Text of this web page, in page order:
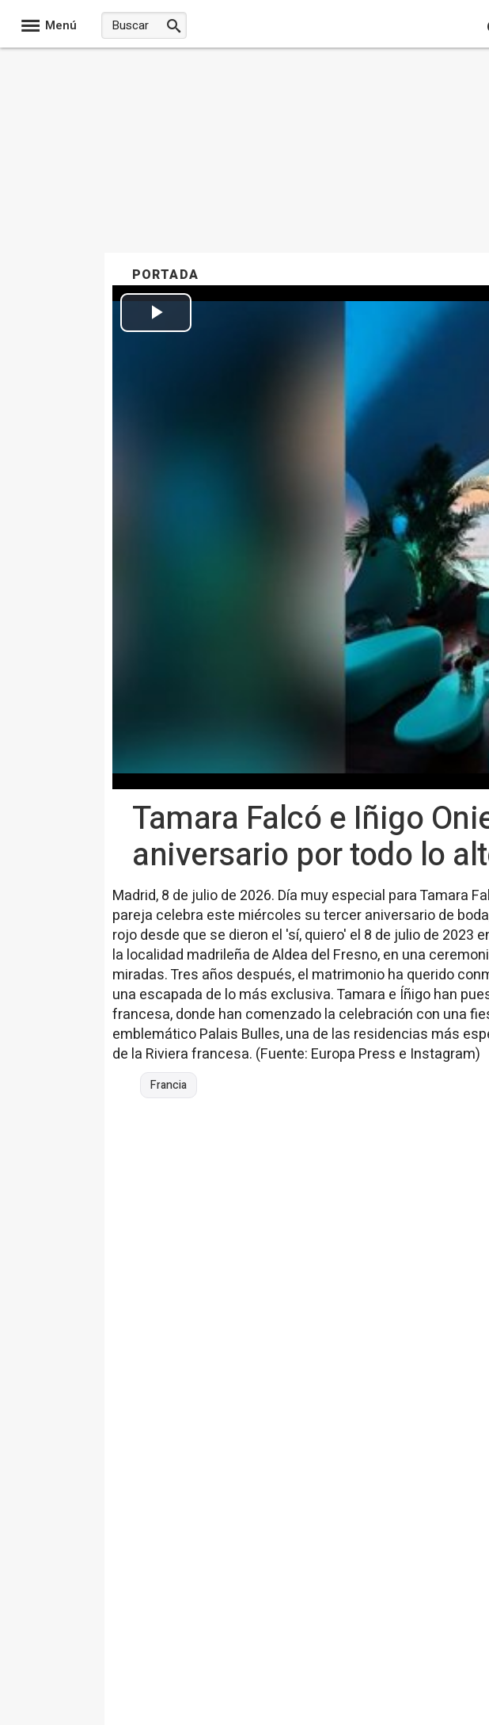
Menú
PORTADA
Tamara Falcó e Iñigo
aniversario por todo lo
Madrid, 8 de julio de 2026. Día muy especial para Tamara
pareja celebra este miércoles su tercer aniversario de
rojo desde que se dieron el 'sí, quiero' el 8 de julio de 2023
la localidad madrileña de Aldea del Fresno, en una
miradas. Tres años después, el matrimonio ha querido
una escapada de lo más exclusiva. Tamara e Íñigo han
francesa, donde han comenzado la celebración con una
emblemático Palais Bulles, una de las residencias más
de la Riviera francesa. (Fuente: Europa Press e Instagram)
Francia